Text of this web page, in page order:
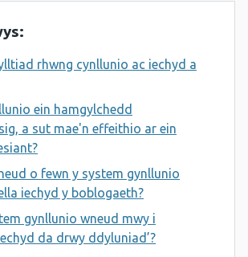
rhwng cynllunio ac iechyd a
ein hamgylchedd
a sut mae'n effeithio ar ein
o fewn y system gynllunio
iechyd y boblogaeth?
gynllunio wneud mwy i
da drwy ddyluniad’?